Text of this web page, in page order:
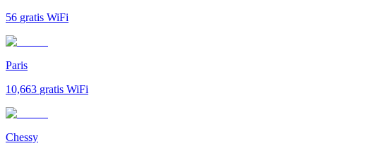
56 gratis WiFi
Paris
10,663 gratis WiFi
Chessy